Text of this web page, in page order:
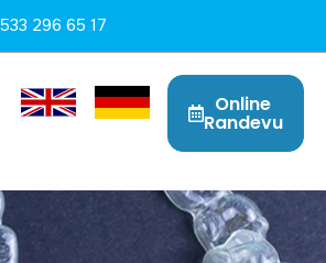
296 65 17
Online
Randevu